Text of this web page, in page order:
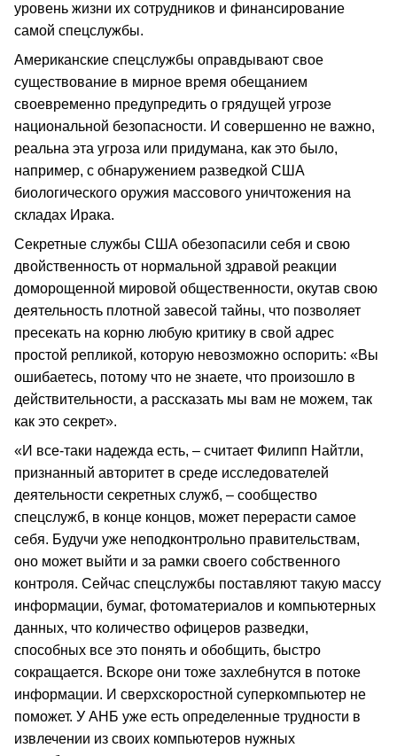
уровень жизни их сотрудников и финансирование
самой спецслужбы.
Американские спецслужбы оправдывают свое
существование в мирное время обещанием
своевременно предупредить о грядущей угрозе
национальной безопасности. И совершенно не важно,
реальна эта угроза или придумана, как это было,
например, с обнаружением разведкой США
биологического оружия массового уничтожения на
складах Ирака.
Секретные службы США обезопасили себя и свою
двойственность от нормальной здравой реакции
доморощенной мировой общественности, окутав свою
деятельность плотной завесой тайны, что позволяет
пресекать на корню любую критику в свой адрес
простой репликой, которую невозможно оспорить: «Вы
ошибаетесь, потому что не знаете, что произошло в
действительности, а рассказать мы вам не можем, так
как это секрет».
«И все-таки надежда есть, – считает Филипп Найтли,
признанный авторитет в среде исследователей
деятельности секретных служб, – сообщество
спецслужб, в конце концов, может перерасти самое
себя. Будучи уже неподконтрольно правительствам,
оно может выйти и за рамки своего собственного
контроля. Сейчас спецслужбы поставляют такую массу
информации, бумаг, фотоматериалов и компьютерных
данных, что количество офицеров разведки,
способных все это понять и обобщить, быстро
сокращается. Вскоре они тоже захлебнутся в потоке
информации. И сверхскоростной суперкомпьютер не
поможет. У АНБ уже есть определенные трудности в
извлечении из своих компьютеров нужных